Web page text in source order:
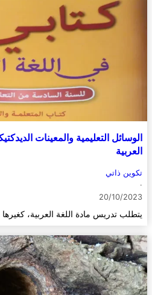
الوسائل التعليمية والمعينات
العربية
تكوين ذاتي
·
20/10/2023
يتطلب تدريس مادة اللغة العربية،